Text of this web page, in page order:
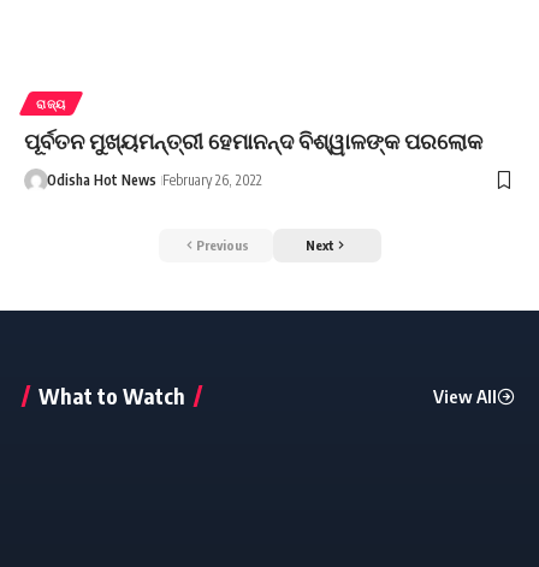
ରାଜ୍ୟ
ପୂର୍ବତନ ମୁଖ୍ୟମନ୍ତ୍ରୀ ହେମାନନ୍ଦ ବିଶ୍ୱାଳଙ୍କ ପରଲୋକ
Odisha Hot News February 26, 2022
Previous Next
What to Watch View All